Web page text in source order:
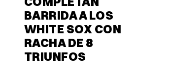
BARRIDA A LOS
WHITE SOX CON
RACHA DE 8
TRIUNFOS